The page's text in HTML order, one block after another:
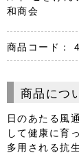
和商会
商品コード：
商品につ
日のあたる風
して健康に育
多用される抗